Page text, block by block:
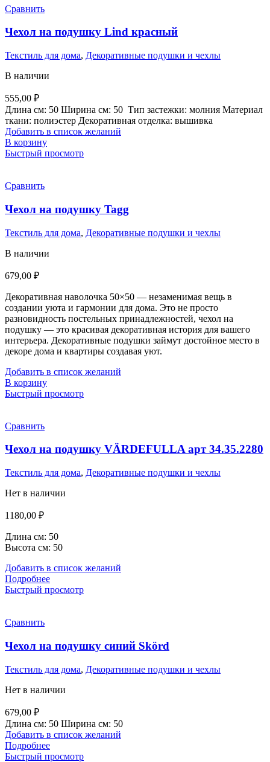
Сравнить
Чехол на подушку Lind красный
Текстиль для дома, Декоративные подушки и чехлы
В наличии
555,00 ₽
Длина см: 50 Ширина см: 50 Тип застежки: молния Материал
ткани: полиэстер Декоративная отделка: вышивка
Добавить в список желаний
В корзину
Быстрый просмотр
Сравнить
Чехол на подушку Tagg
Текстиль для дома, Декоративные подушки и чехлы
В наличии
679,00 ₽
Декоративная наволочка 50×50 — незаменимая вещь в
создании уюта и гармонии для дома. Это не просто
разновидность постельных принадлежностей, чехол на
подушку — это красивая декоративная история для вашего
интерьера. Декоративные подушки займут достойное место в
декоре дома и квартиры создавая уют.
Добавить в список желаний
В корзину
Быстрый просмотр
Сравнить
Чехол на подушку VÄRDEFULLA арт 34.35.2280
Текстиль для дома, Декоративные подушки и чехлы
Нет в наличии
1180,00 ₽
Длина см: 50
Высота см: 50
Добавить в список желаний
Подробнее
Быстрый просмотр
Сравнить
Чехол на подушку синий Skörd
Текстиль для дома, Декоративные подушки и чехлы
Нет в наличии
679,00 ₽
Длина см: 50 Ширина см: 50
Добавить в список желаний
Подробнее
Быстрый просмотр